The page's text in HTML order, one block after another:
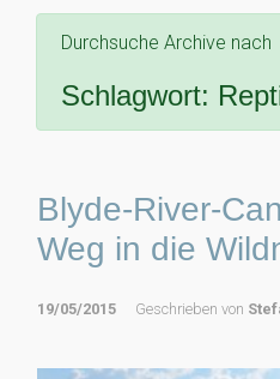
Durchsuche Archive nach
Schlagwort:
Blyde-River-
Weg in die
19/05/2015 Geschrieben von